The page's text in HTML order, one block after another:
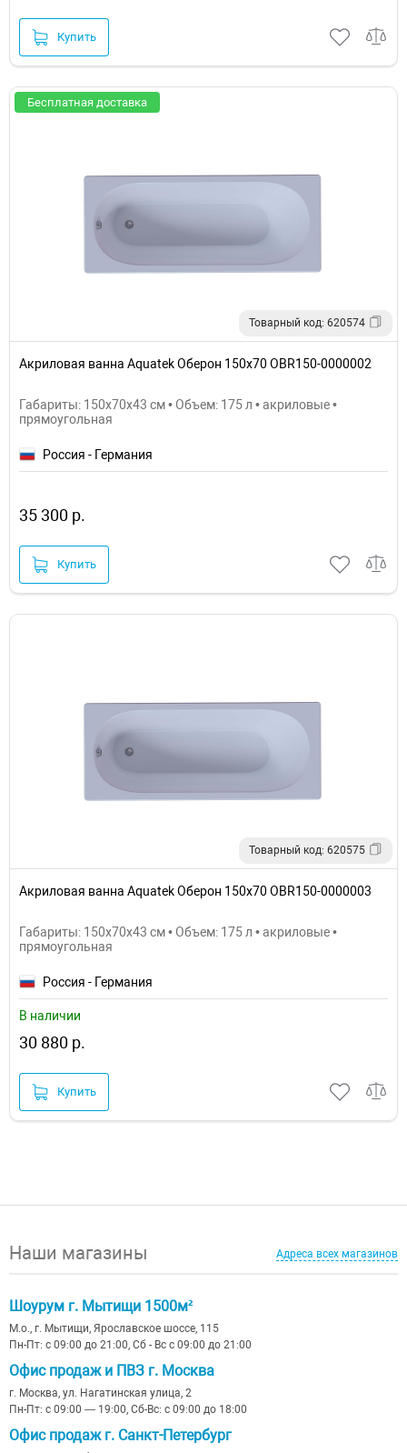
Купить
Бесплатная доставка
Товарный код: 620574
Акриловая ванна Aquatek Оберон 150х70 OBR150-0000002
Габариты: 150x70x43 см • Объем: 175 л • акриловые •
прямоугольная
Россия - Германия
35 300 р.
Купить
Товарный код: 620575
Акриловая ванна Aquatek Оберон 150х70 OBR150-0000003
Габариты: 150x70x43 см • Объем: 175 л • акриловые •
прямоугольная
Россия - Германия
В наличии
30 880 р.
Купить
Наши магазины Адреса всех магазинов
Шоурум г. Мытищи 1500м²
М.о., г. Мытищи, Ярославское шоссе, 115
Пн-Пт: с 09:00 до 21:00, Сб - Вс с 09:00 до 21:00
Офис продаж и ПВЗ г. Москва
г. Москва, ул. Нагатинская улица, 2
Пн-Пт: с 09:00 — 19:00, Сб-Вс: с 09:00 до 18:00
Офис продаж г. Санкт-Петербург